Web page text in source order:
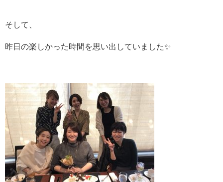
そして、
昨日の楽しかった時間を思い出していました✨